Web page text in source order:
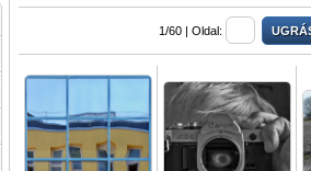
1/60 | Oldal: